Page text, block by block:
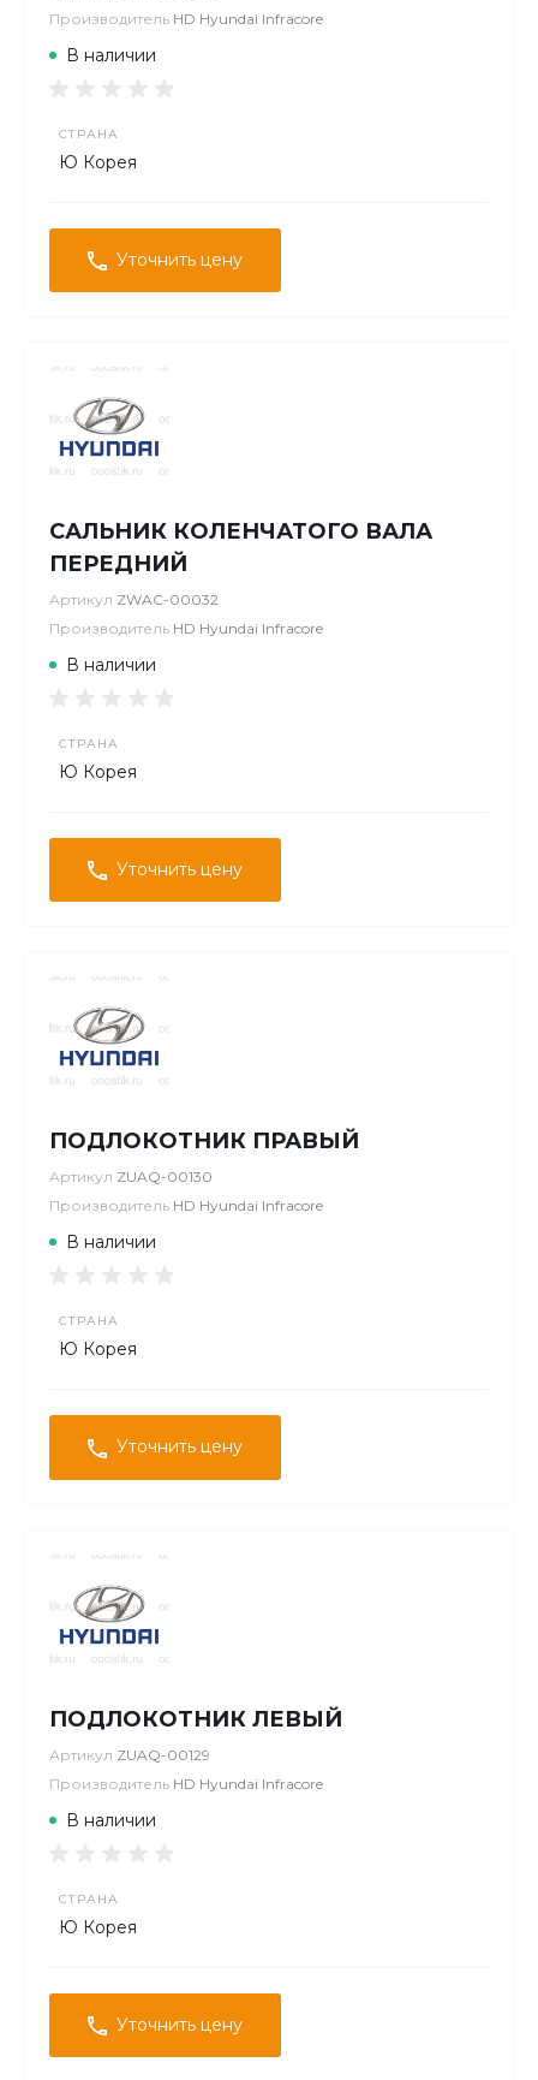
Производитель HD Hyundai Infracore
В наличии
СТРАНА
Ю Корея
Уточнить цену
САЛЬНИК КОЛЕНЧАТОГО ВАЛА
ПЕРЕДНИЙ
Артикул ZWAC-00032
Производитель HD Hyundai Infracore
В наличии
СТРАНА
Ю Корея
Уточнить цену
ПОДЛОКОТНИК ПРАВЫЙ
Артикул ZUAQ-00130
Производитель HD Hyundai Infracore
В наличии
СТРАНА
Ю Корея
Уточнить цену
ПОДЛОКОТНИК ЛЕВЫЙ
Артикул ZUAQ-00129
Производитель HD Hyundai Infracore
В наличии
СТРАНА
Ю Корея
Уточнить цену